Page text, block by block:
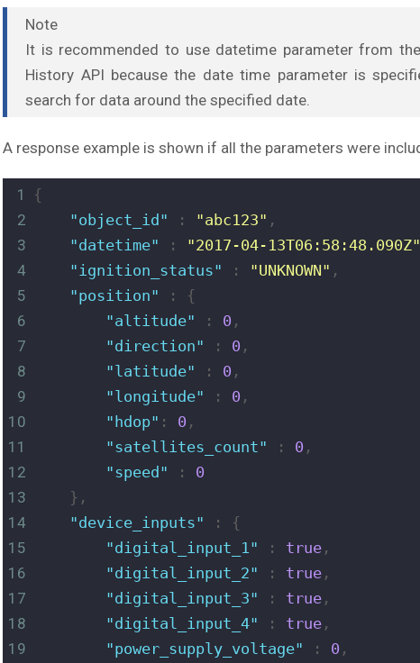
Note
It is recommended to use datetime parameter from
History API because the date time parameter is
search for data around the specified date.
A response example is shown if all the parameters were
1
{
2
"object_id" : "abc123" ,
3
"datetime" : "2017-04-
4
"ignition_status" : "UNKNOWN" ,
5
"position"
: {
6
"altitude" : 0 ,
7
"direction" : 0 ,
8
"latitude" : 0 ,
9
"longitude" : 0 ,
10
"hdop" : 0 ,
11
"satellites_count" : 0 ,
12
"speed" : 0
13
    },
14
"device_inputs"
: {
15
"digital_input_1" : true ,
16
"digital_input_2" : true ,
17
"digital_input_3" : true ,
18
"digital_input_4" : true ,
19
"power_supply_voltage" : 0 ,